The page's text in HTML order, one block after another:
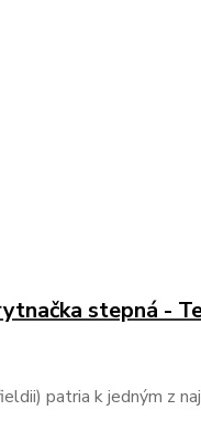
stepná -
patria k jedným z